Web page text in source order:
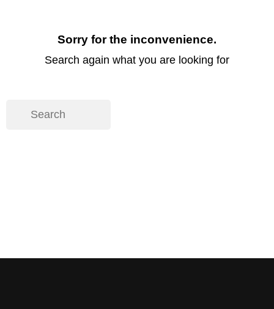
Sorry for the inconvenience.
Search again what you are looking for